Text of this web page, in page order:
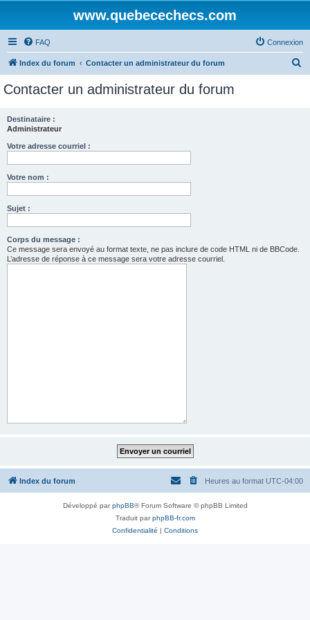
www.quebecechecs.com
FAQ Connexion
Index du forum Contacter un administrateur du forum
Contacter un administrateur du forum
Destinataire :
Administrateur
Votre adresse courriel :
Votre nom :
Sujet :
Corps du message :
Ce message sera envoyé au format texte, ne pas inclure de code HTML ni de BBCode.
L’adresse de réponse à ce message sera votre adresse courriel.
Index du forum Heures au format UTC-04:00
Développé parphpBB® Forum Software © phpBB Limited
Traduit parphpBB-fr.com
Confidentialité | Conditions